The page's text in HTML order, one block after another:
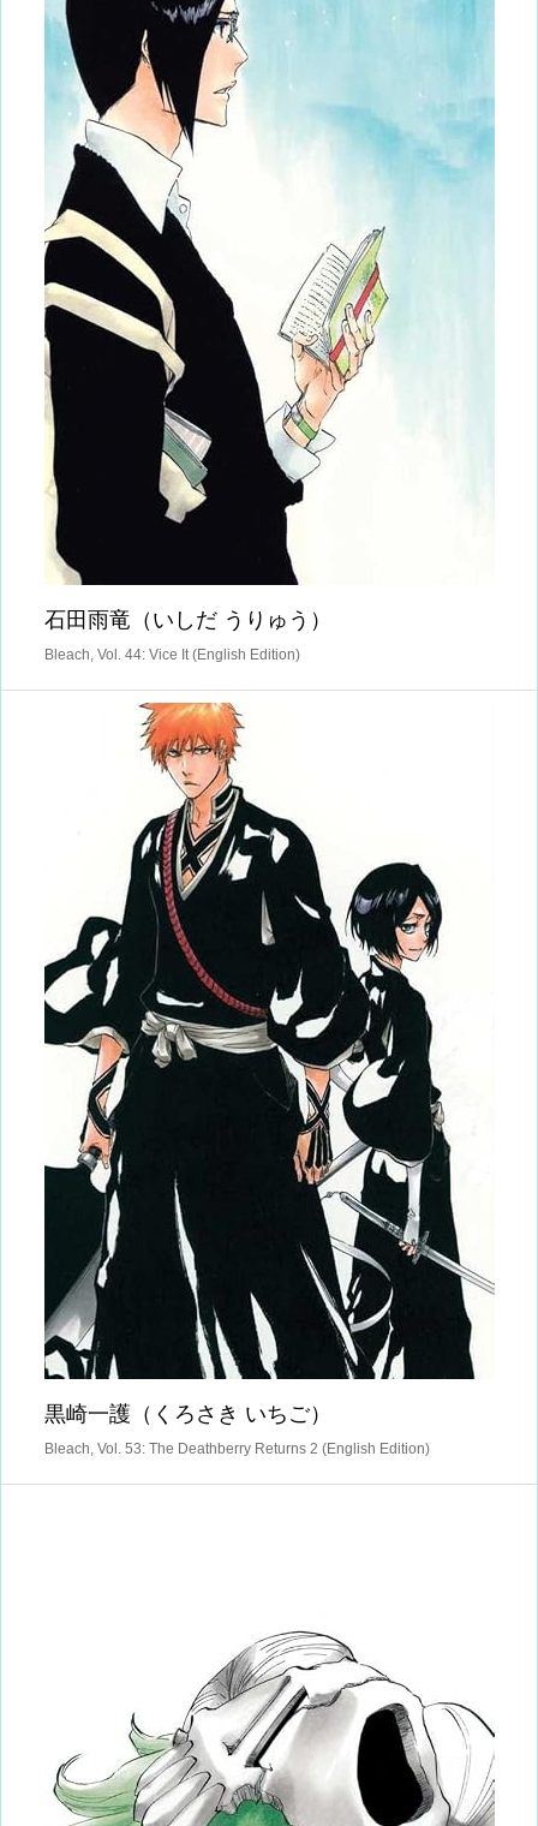
石田雨竜（いしだ うりゅう）
Bleach, Vol. 44: Vice It (English Edition)
黒崎一護（くろさき いちご）
Bleach, Vol. 53: The Deathberry Returns 2 (English Edition)